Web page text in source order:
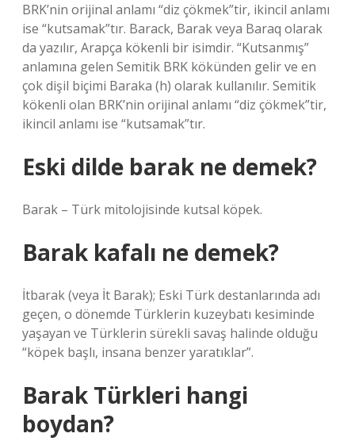
BRK’nin orijinal anlamı “diz çökmek”tir, ikincil anlamı
ise “kutsamak”tır. Barack, Barak veya Baraq olarak
da yazılır, Arapça kökenli bir isimdir. “Kutsanmış”
anlamına gelen Semitik BRK kökünden gelir ve en
çok dişil biçimi Baraka (h) olarak kullanılır. Semitik
kökenli olan BRK’nin orijinal anlamı “diz çökmek”tir,
ikincil anlamı ise “kutsamak”tır.
Eski dilde barak ne demek?
Barak – Türk mitolojisinde kutsal köpek.
Barak kafalı ne demek?
İtbarak (veya İt Barak); Eski Türk destanlarında adı
geçen, o dönemde Türklerin kuzeybatı kesiminde
yaşayan ve Türklerin sürekli savaş halinde olduğu
“köpek başlı, insana benzer yaratıklar”.
Barak Türkleri hangi
boydan?